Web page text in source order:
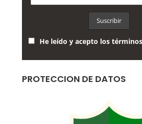
He leído y acepto los
PROTECCION DE DATOS